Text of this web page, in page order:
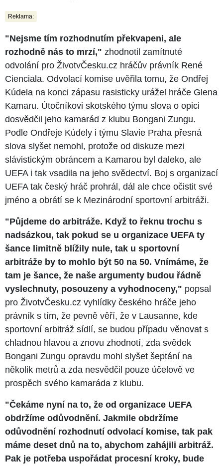
Reklama:
"Nejsme tím rozhodnutím překvapeni, ale
rozhodně nás to mrzí," zhodnotil zamítnuté
odvolání pro ŽivotvČesku.cz hráčův právník René
Cienciala. Odvolací komise uvěřila tomu, že Ondřej
Kúdela na konci zápasu rasisticky urážel hráče Glena
Kamaru. Útočníkovi skotského týmu slova o opici
dosvědčil jeho kamarád z klubu Bongani Zungu.
Podle Ondřeje Kúdely i týmu Slavie Praha přesná
slova slyšet nemohl, protože od diskuze mezi
slávistickým obráncem a Kamarou byl daleko, ale
UEFA i tak vsadila na jeho svědectví. Boj s organizací
UEFA tak český hráč prohrál, dál ale chce očistit své
jméno a obrátí se k Mezinárodní sportovní arbitráži.
"Půjdeme do arbitráže. Když to řeknu trochu s
nadsázkou, tak pokud se u organizace UEFA ty
šance limitně blížily nule, tak u sportovní
arbitráže by to mohlo být 50 na 50. Vnímáme, že
tam je šance, že naše argumenty budou řádně
vyslechnuty, posouzeny a vyhodnoceny," popsal
pro ŽivotvČesku.cz vyhlídky českého hráče jeho
právník s tím, že pevně věří, že v Lausanne, kde
sportovní arbitráž sídlí, se budou případu věnovat s
chladnou hlavou a znovu zhodnotí, zda svědek
Bongani Zungu opravdu mohl slyšet šeptání na
několik metrů a zda nesvědčil pouze účelově ve
prospěch svého kamaráda z klubu.
"Čekáme nyní na to, že od organizace UEFA
obdržíme odůvodnění. Jakmile obdržíme
odůvodnění rozhodnutí odvolací komise, tak pak
máme deset dnů na to, abychom zahájili arbitráž.
Pak je potřeba uspořádat procesní kroky, bude